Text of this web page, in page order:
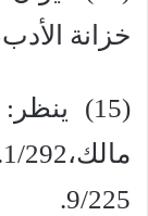
خزانة الأدب، 4/
(15)
9/225.